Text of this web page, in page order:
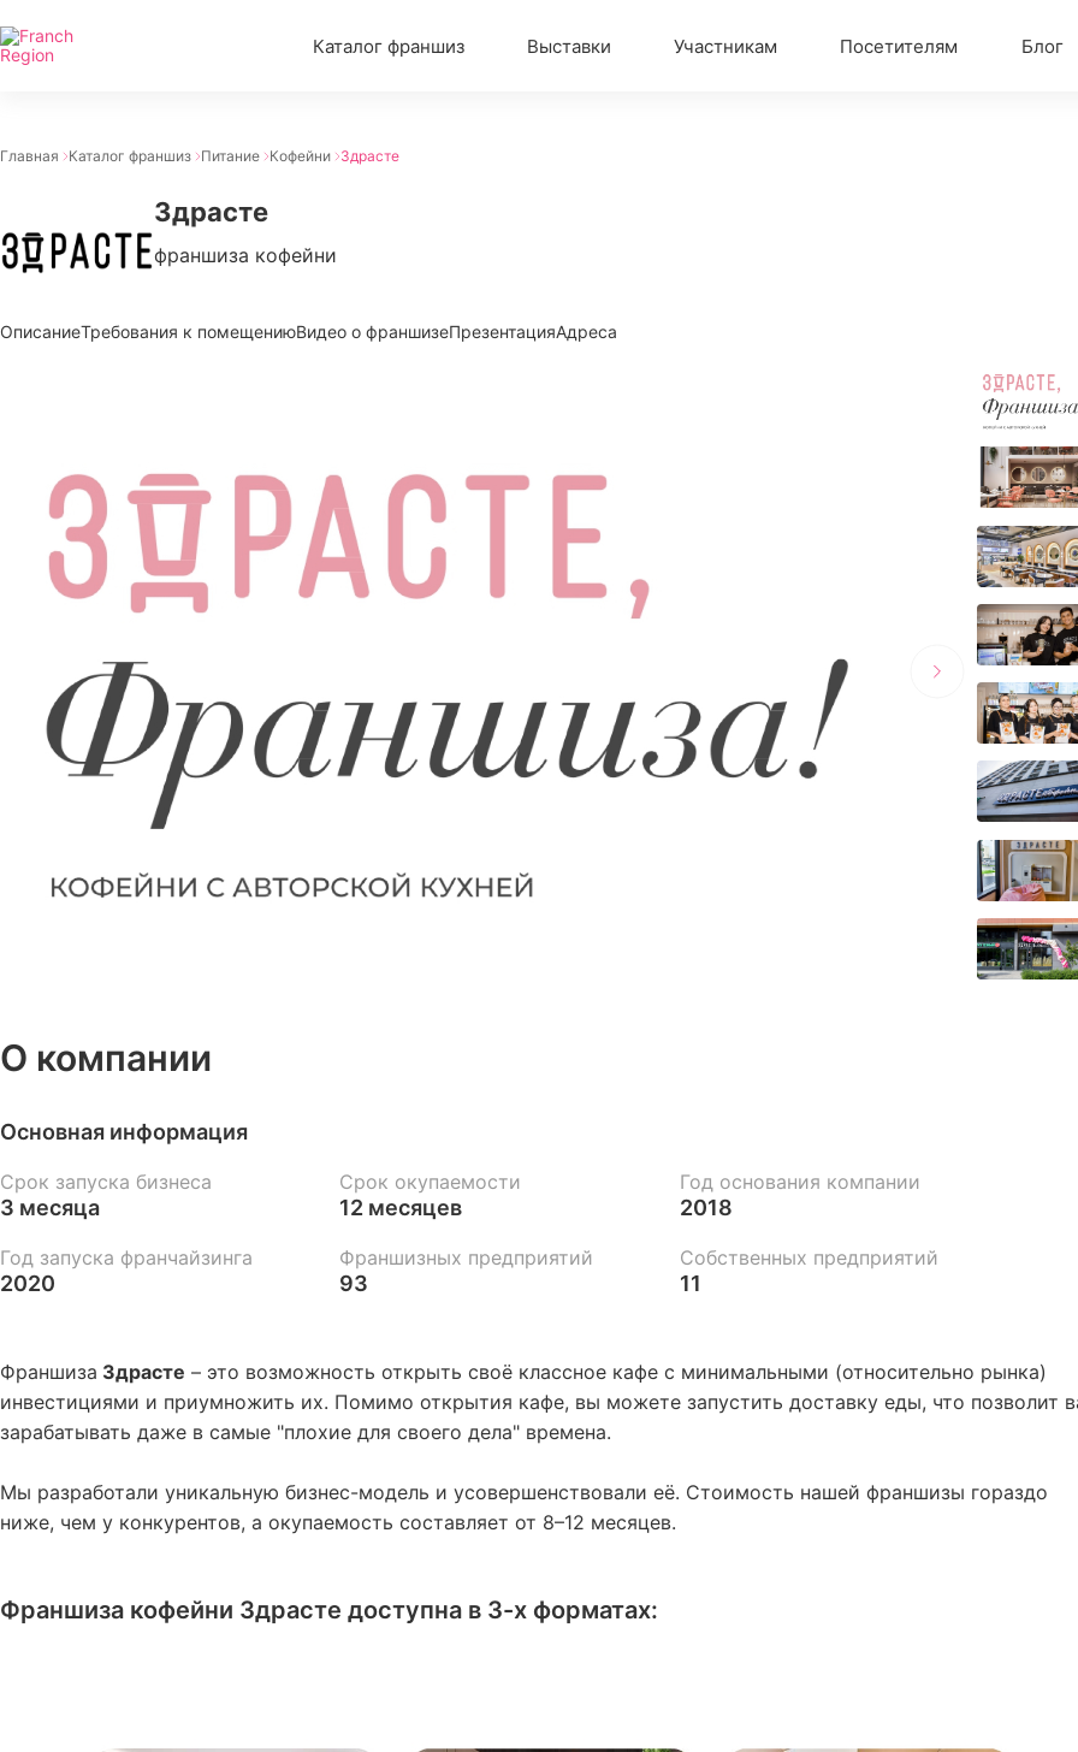
Каталог франшиз Выставки Участникам Посетителям Блог
Главная Каталог франшиз Питание Кофейни Здрасте
Здрасте
франшиза кофейни
ОписаниеТребования к помещениюВидео о франшизеПрезентацияАдреса
О компании
Основная информация
Срок запуска бизнеса
3 месяца
Срок окупаемости
12 месяцев
Год основания компании
2018
Год запуска франчайзинга
2020
Франшизных предприятий
93
Собственных предприятий
11
Франшиза Здрасте – это возможность открыть своё классное кафе с минимальными (относительно рынка)
инвестициями и приумножить их. Помимо открытия кафе, вы можете запустить доставку еды, что позволит
зарабатывать даже в самые "плохие для своего дела" времена.
Мы разработали уникальную бизнес-модель и усовершенствовали её. Стоимость нашей франшизы гораздо
ниже, чем у конкурентов, а окупаемость составляет от 8–12 месяцев.
Франшиза кофейни Здрасте доступна в 3-х форматах: